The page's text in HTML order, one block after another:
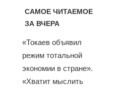
САМОЕ ЧИТАЕМОЕ
ЗА ВЧЕРА
«Токаев объявил
режим тотальной
экономии в стране».
«Хватит мыслить